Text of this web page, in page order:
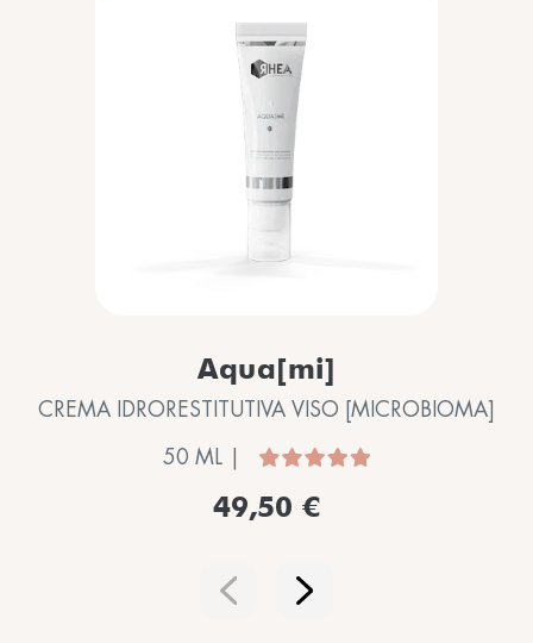
Aqua[mi]
CREMA IDRORESTITUTIVA VISO [MICROBIOMA]
50 ML |
49,50 €